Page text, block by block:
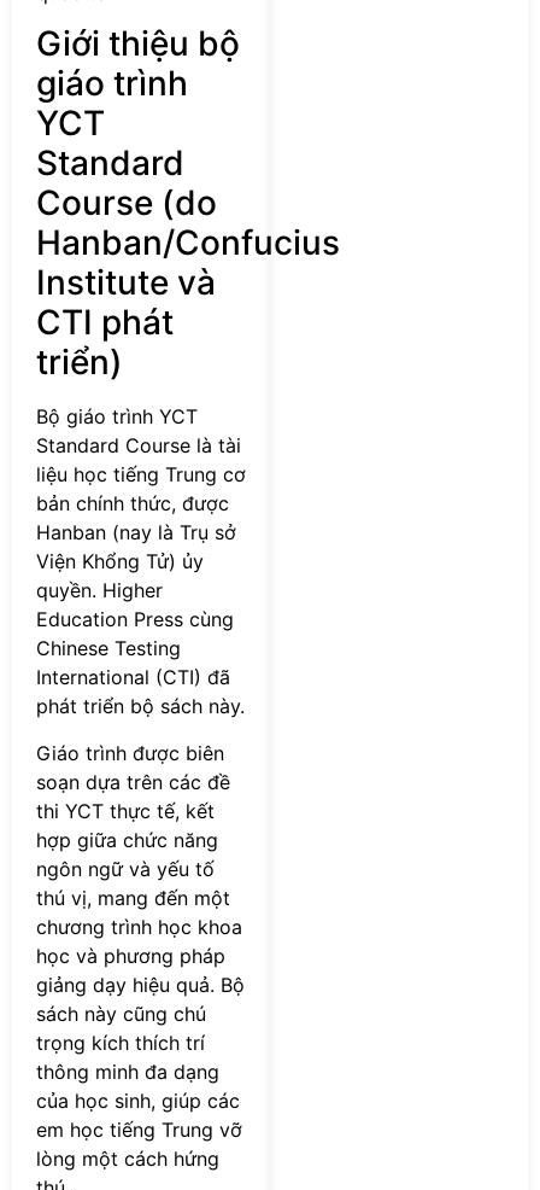
Giới thiệu bộ
giáo trình
YCT
Standard
Course (do
Hanban/Confucius
Institute và
CTI phát
triển)
Bộ giáo trình YCT
Standard Course là tài
liệu học tiếng Trung cơ
bản chính thức, được
Hanban (nay là Trụ sở
Viện Khổng Tử) ủy
quyền. Higher
Education Press cùng
Chinese Testing
International (CTI) đã
phát triển bộ sách này.
Giáo trình được biên
soạn dựa trên các đề
thi YCT thực tế, kết
hợp giữa chức năng
ngôn ngữ và yếu tố
thú vị, mang đến một
chương trình học khoa
học và phương pháp
giảng dạy hiệu quả. Bộ
sách này cũng chú
trọng kích thích trí
thông minh đa dạng
của học sinh, giúp các
em học tiếng Trung vỡ
lòng một cách hứng